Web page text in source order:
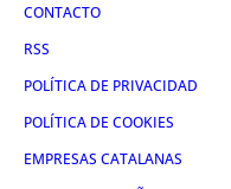
CONTACTO
RSS
POLÍTICA DE PRIVACIDAD
POLÍTICA DE COOKIES
EMPRESAS CATALANAS